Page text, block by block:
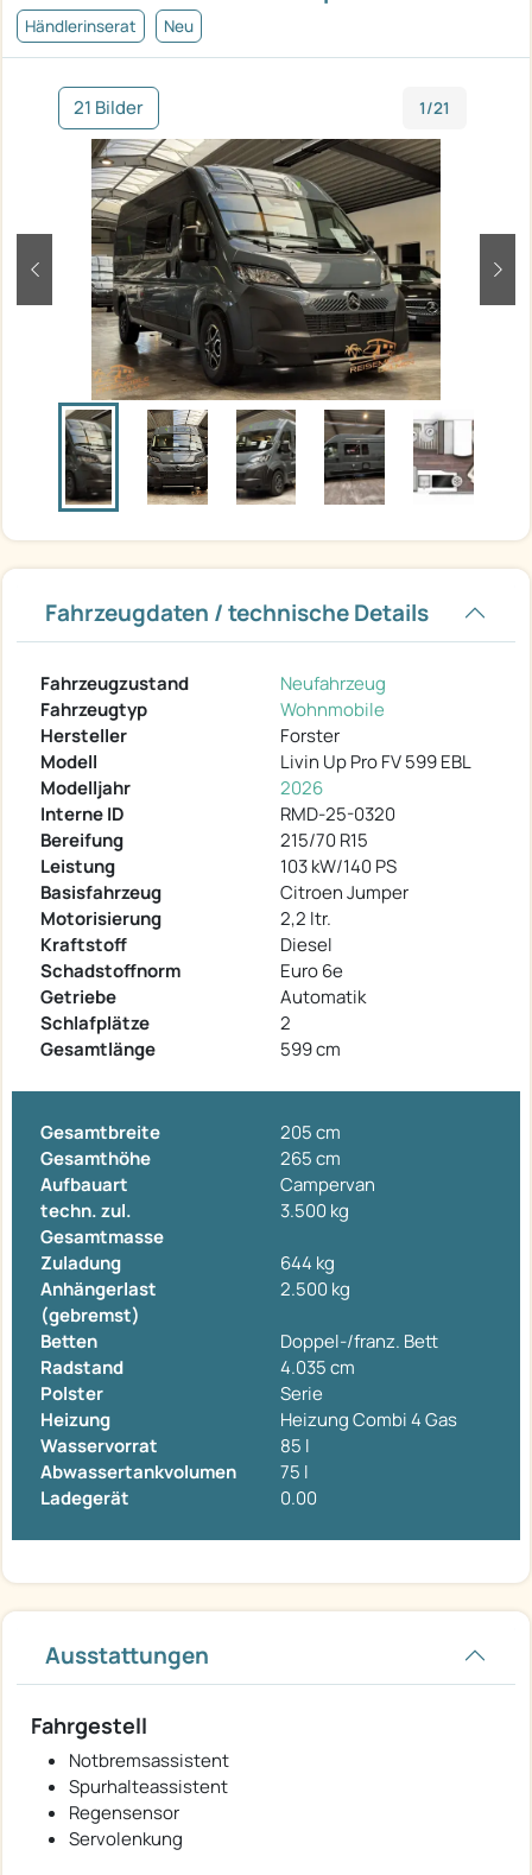
Händlerinserat Neu
21 Bilder 1/21
zurück
Fahrzeugdaten / technische Details
Fahrzeugzustand
Neufahrzeug
Fahrzeugtyp
Wohnmobile
Hersteller
Forster
Modell
Livin Up Pro FV 599 EBL
Modelljahr
2026
Interne ID
RMD-25-0320
Bereifung
215/70 R15
Leistung
103 kW/140 PS
Basisfahrzeug
Citroen Jumper
Motorisierung
2,2 ltr.
Kraftstoff
Diesel
Schadstoffnorm
Euro 6e
Getriebe
Automatik
Schlafplätze
2
Gesamtlänge
599 cm
Gesamtbreite
205 cm
Gesamthöhe
265 cm
Aufbauart
Campervan
techn. zul.
Gesamtmasse
3.500 kg
Zuladung
644 kg
Anhängerlast
(gebremst)
2.500 kg
Betten
Doppel-/franz. Bett
Radstand
4.035 cm
Polster
Serie
Heizung
Heizung Combi 4 Gas
Wasservorrat
85 l
Abwassertankvolumen
75 l
Ladegerät
0.00
Ausstattungen
Fahrgestell
Notbremsassistent
Spurhalteassistent
Regensensor
Servolenkung